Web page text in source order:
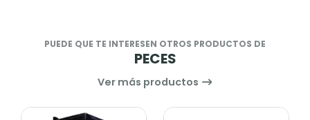
PUEDE QUE TE INTERESEN OTROS PRODUCTOS DE
PECES
Ver más productos